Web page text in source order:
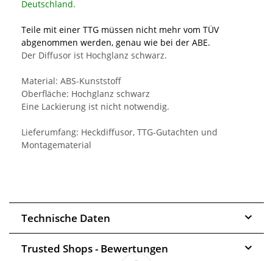
Deutschland.
Teile mit einer TTG müssen nicht mehr vom TÜV
abgenommen werden, genau wie bei der ABE.
Der Diffusor ist Hochglanz schwarz.
Material: ABS-Kunststoff
Oberfläche: Hochglanz schwarz
Eine Lackierung ist nicht notwendig.
Lieferumfang: Heckdiffusor, TTG-Gutachten und
Montagematerial
Technische Daten
Trusted Shops - Bewertungen